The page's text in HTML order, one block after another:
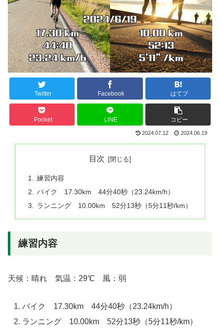
Twitter Facebook はてブ
Pocket LINE コピー
2024.07.12 2024.06.19
目次
練習内容
バイク 17.30km 44分40秒（23.24km/h）
ランニング 10.00km 52分13秒（5分11秒/km）
練習内容
天候：晴れ 気温：29℃ 風：弱
バイク 17.30km 44分40秒（23.24km/h）
ランニング 10.00km 52分13秒（5分11秒/km）